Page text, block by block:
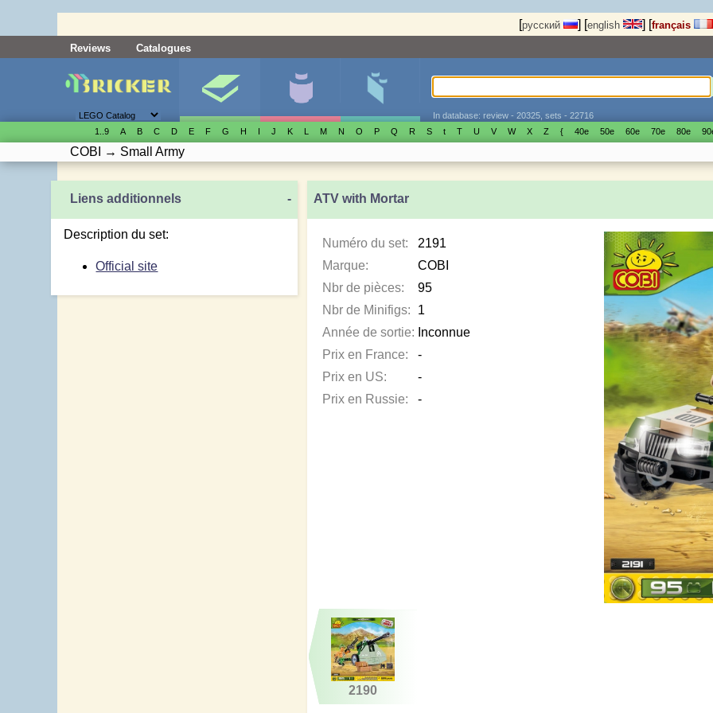
[русский ] [english ] [français
Reviews
Catalogues
In database: review - 20325, sets - 22716
1..9
A B C D E F G H I J K L M N O P Q R S t T U V W X Z { 40е 50е 60е 70е 80е
COBI → Small Army
ATV with Mortar
Numéro du set:
2191
Marque:
COBI
Nbr de pièces:
95
Nbr de Minifigs:
1
Année de sortie: Inconnue
Prix en France:
-
Prix en US:
-
Prix en Russie:
-
2190
Liens additionnels -
Description du set:
Official site